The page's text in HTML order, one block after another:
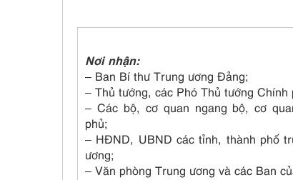
Nơi nhận:
– Ban Bí thư Trung ương Đảng;
– Thủ tướng, các Phó Thủ tướng Chính
– Các bộ, cơ quan ngang bộ, cơ
phủ;
– HĐND, UBND các tỉnh, thành phố
ương;
– Văn phòng Trung ương và các Ban